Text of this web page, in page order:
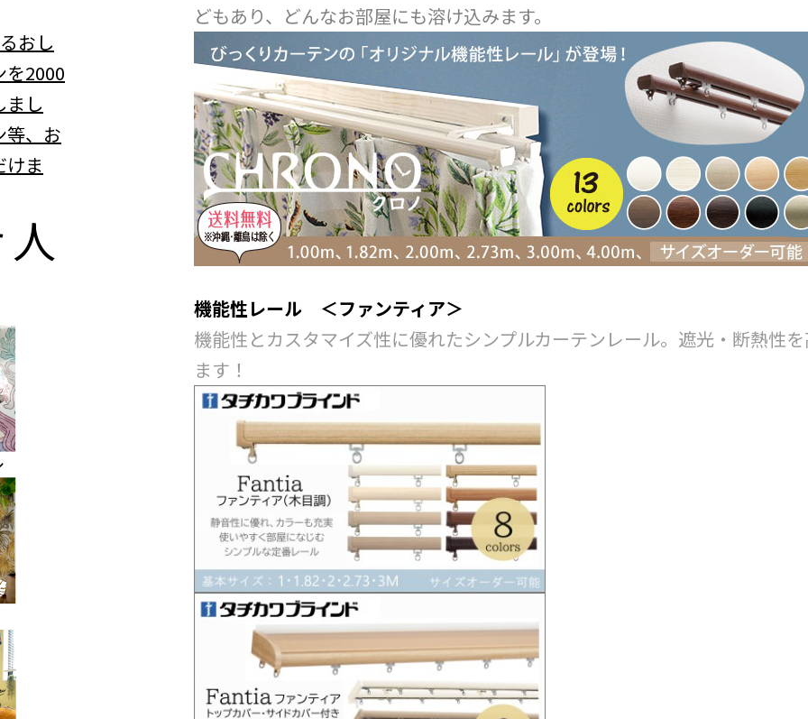
どもあり、どんなお部屋にも溶け込みます。
機能性レール ＜ファンティア＞
機能性とカスタマイズ性に優れたシンプルカーテンレール。遮光・断熱性
ます！
おし
を2000
まし
等、お
けま
人